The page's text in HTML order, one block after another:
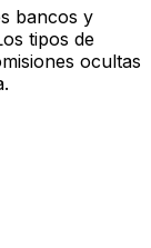
bancos y
tipos de
ocultas